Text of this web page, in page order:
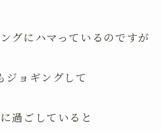
グにハマっているのですが
ジョギングして
過ごしていると